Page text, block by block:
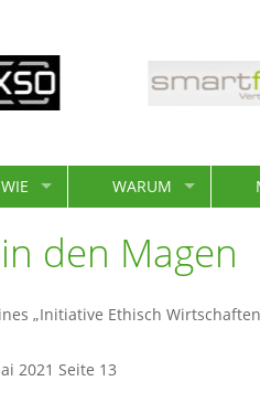
WIE WARUM
den Magen
„Initiative Ethisch
2021 Seite 13